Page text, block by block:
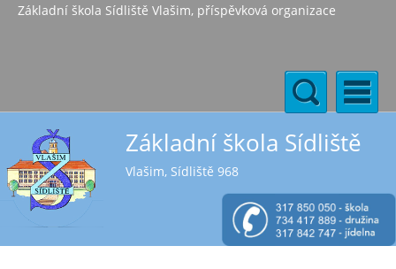
Základní škola Sídliště Vlašim, příspěvková organizace
Základní škola Sídliště
Vlašim, Sídliště 968